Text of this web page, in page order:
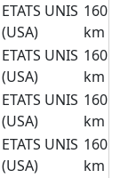
ETATS UNIS
(USA)
160
km
ETATS UNIS
(USA)
160
km
ETATS UNIS
(USA)
160
km
ETATS UNIS
(USA)
160
km